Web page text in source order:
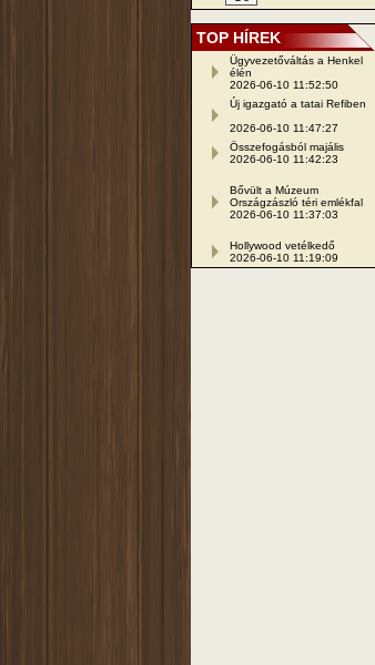
TOP HÍREK
Ügyvezetőváltás a Henkel
élén
2026-06-10 11:52:50
Új igazgató a tatai Refiben
2026-06-10 11:47:27
Összefogásból majális
2026-06-10 11:42:23
Bővült a Múzeum
Országzászló téri emlékfal
2026-06-10 11:37:03
Hollywood vetélkedő
2026-06-10 11:19:09